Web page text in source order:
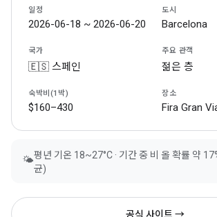
일정
2026-06-18 ~ 2026-06-20
도시
Barcelona
국가
🇪🇸 스페인
주요 관객
젊은 층
숙박비(1박)
$160–430
장소
Fira Gran
🌤평년 기온 18~27°C · 기간 중 비 올 확률 약
균)
공식 사이트 →